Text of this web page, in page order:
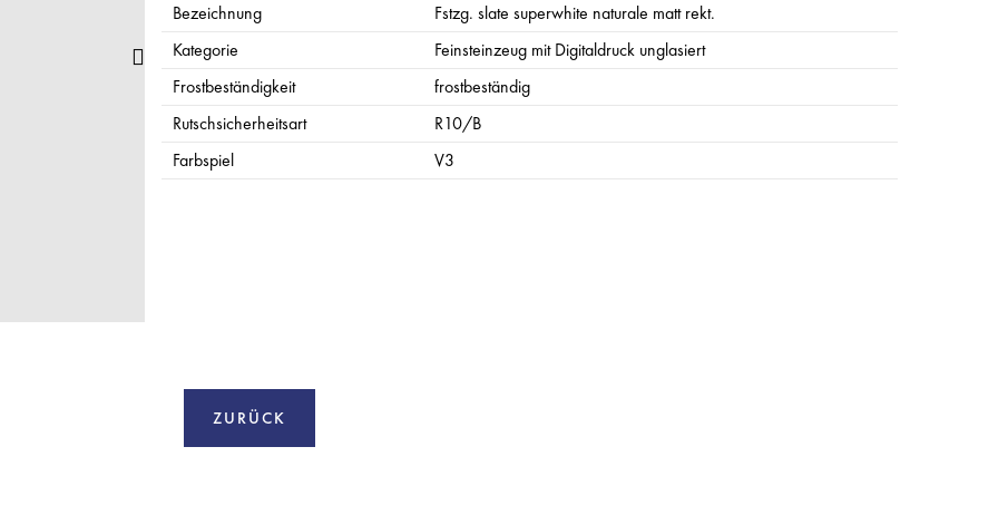
Bezeichnung
Fstzg. slate superwhite naturale matt rekt.
Kategorie
Feinsteinzeug mit Digitaldruck unglasiert
Frostbeständigkeit
frostbeständig
Rutschsicherheitsart
R10/B
Farbspiel
V3
ZURÜCK